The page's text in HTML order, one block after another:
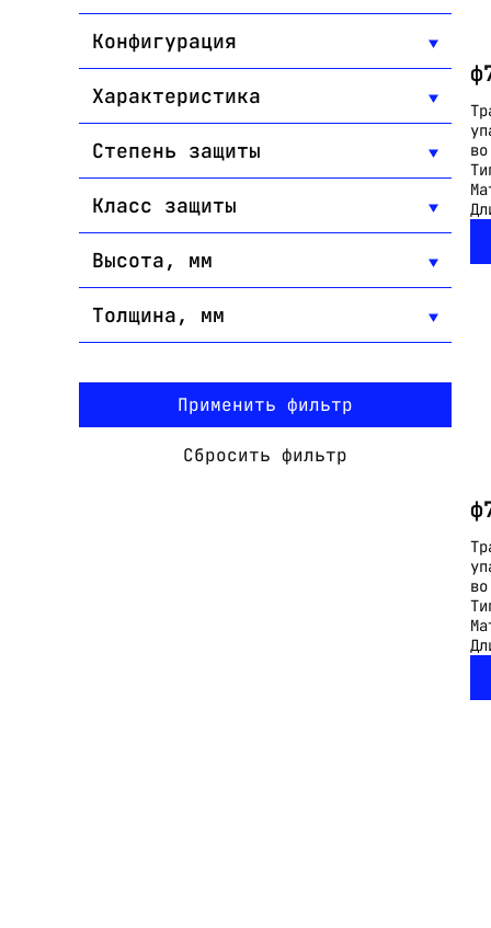
Конфигурация
Характеристика
Степень защиты
Класс защиты
Высота, мм
Толщина, мм
Применить фильтр
Сбросить фильтр
во
во